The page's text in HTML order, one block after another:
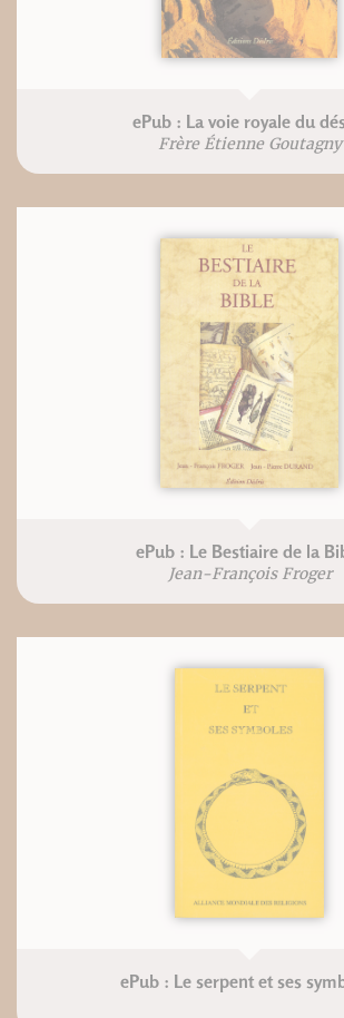
ePub : La voie royale du
Frère Étienne Goutagny
ePub : Le Bestiaire de la
Jean-François Froger
ePub : Le serpent et ses